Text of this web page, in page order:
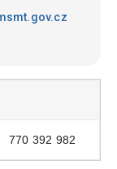
770 392 982